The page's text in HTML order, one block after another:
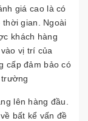
giá cao là có
gian. Ngoài
khách hàng
vị trí của
cấp đảm bảo có
lên hàng đầu.
bất kể vấn đề